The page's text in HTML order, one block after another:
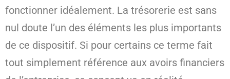
fonctionner idéalement. La trésorerie est sans
nul doute l’un des éléments les plus importants
de ce dispositif. Si pour certains ce terme fait
tout simplement référence aux avoirs financiers